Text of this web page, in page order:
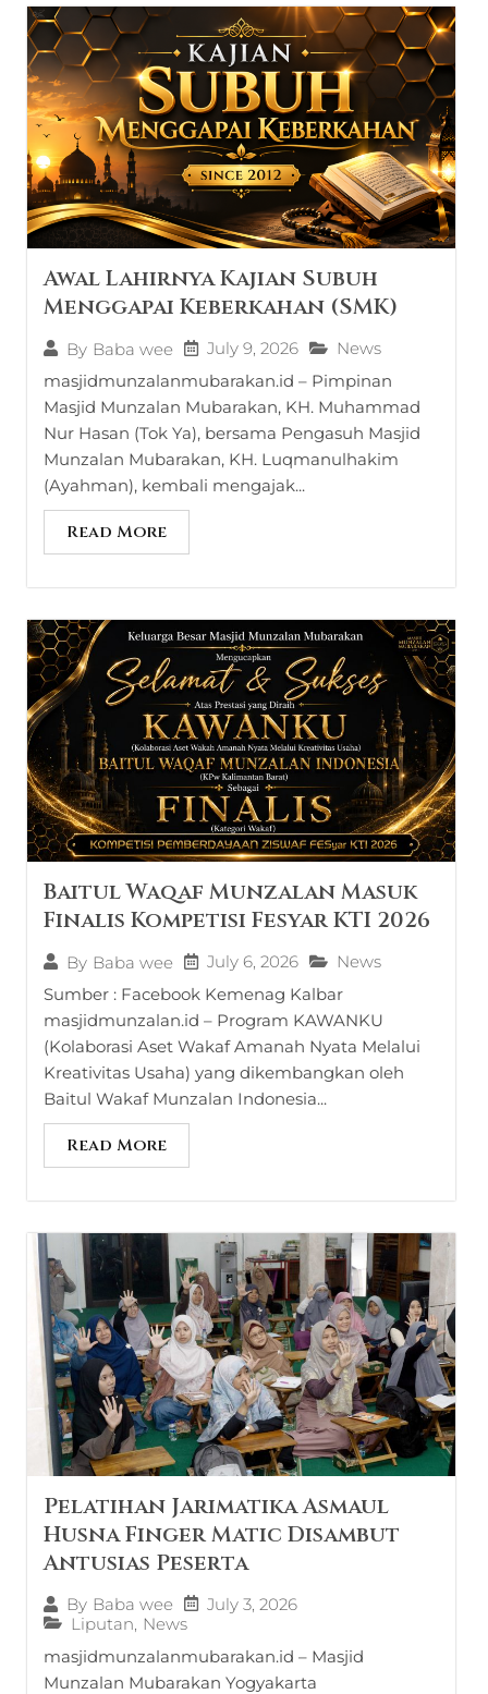
Awal Lahirnya Kajian Subuh
Menggapai Keberkahan (SMK)
By Baba wee July 9, 2026
News
masjidmunzalanmubarakan.id – Pimpinan
Masjid Munzalan Mubarakan, KH. Muhammad
Nur Hasan (Tok Ya), bersama Pengasuh Masjid
Munzalan Mubarakan, KH. Luqmanulhakim
(Ayahman), kembali mengajak...
Read More
Baitul Waqaf Munzalan Masuk
Finalis Kompetisi Fesyar KTI 2026
By Baba wee July 6, 2026
News
Sumber : Facebook Kemenag Kalbar
masjidmunzalan.id – Program KAWANKU
(Kolaborasi Aset Wakaf Amanah Nyata Melalui
Kreativitas Usaha) yang dikembangkan oleh
Baitul Wakaf Munzalan Indonesia...
Read More
Pelatihan Jarimatika Asmaul
Husna Finger Matic Disambut
Antusias Peserta
By Baba wee
July 3, 2026
Liputan News
masjidmunzalanmubarakan.id – Masjid
Munzalan Mubarakan Yogyakarta